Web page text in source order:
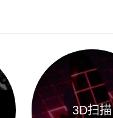
3D扫描